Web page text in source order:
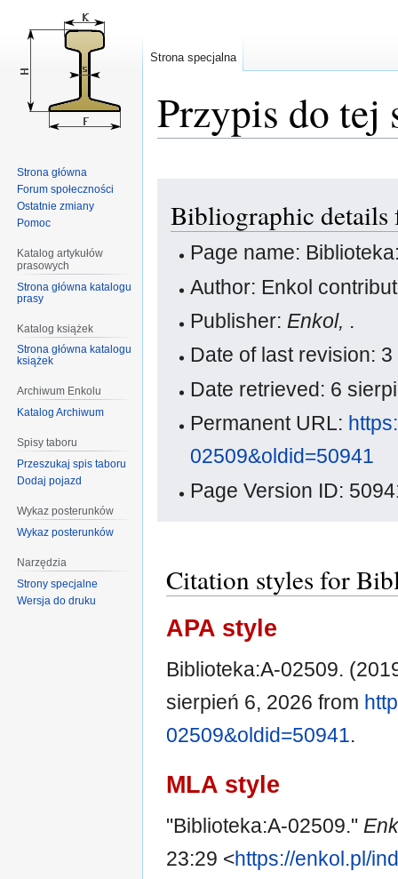
Przypis do tej
nawigacji
wyszukiwania
Bibliographic
Page name:
Author: Enkol
Publisher: Enkol, .
Date of last revision:
Date retrieved: 6
Permanent URL:
02509&oldid=50941
Page Version ID:
Citation styles for
APA style
Biblioteka:A-02509.
sierpień 6, 2026 from
02509&oldid=50941.
MLA style
"Biblioteka:A-02509."
23:29 <https://enkol.pl/
Strona specjalna
Strona główna
Forum społeczności
Ostatnie zmiany
Pomoc
Katalog artykułów
prasowych
Strona główna katalogu
prasy
Katalog książek
Strona główna katalogu
książek
Archiwum Enkolu
Katalog Archiwum
Spisy taboru
Przeszukaj spis taboru
Dodaj pojazd
Wykaz posterunków
Wykaz posterunków
Narzędzia
Strony specjalne
Wersja do druku